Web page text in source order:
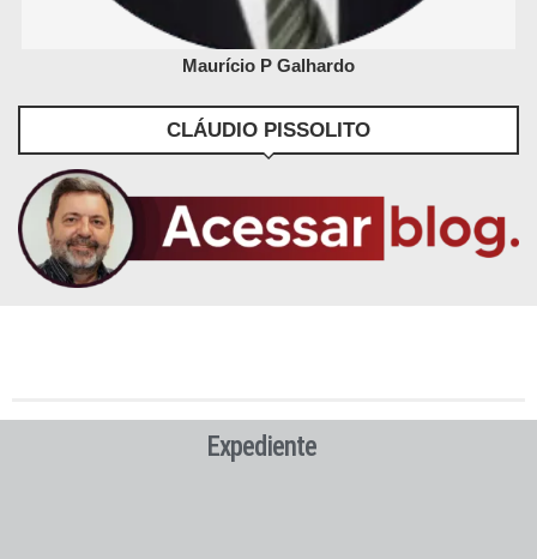
Maurício P Galhardo
CLÁUDIO PISSOLITO
Expediente